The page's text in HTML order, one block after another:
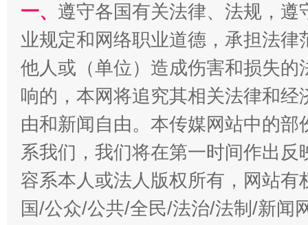
揭批美国五大"原罪" "
一、 遵守各国有关法律、法规，
业规定和网络职业道德，承担法
他人或（单位）造成伤害和损失
响的，本网将追究其相关法律和
由和新闻自由。本传媒网站中的
系我们，我们将在第一时间作出
容系本人或法人版权所有，网站
国/公众/公共/全民/法治/法制/新闻